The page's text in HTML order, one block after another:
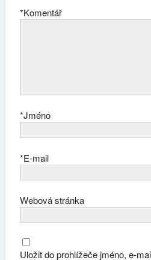
Komentář
*
Jméno
*
E-mail
*
Webová stránka
Uložit do prohlížeče jméno, e-